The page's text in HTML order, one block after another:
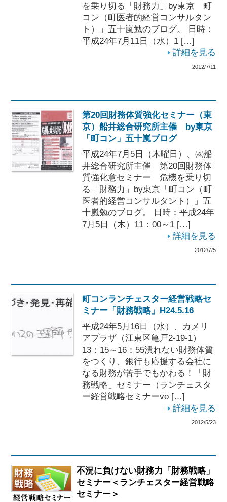
を乗り切る「財務力」by東京「町
コン（町医者的経営コンサルタン
ト）」五十嵐勉のブログ。 日時：
平成24年7月11日（水）1 […]
詳細を見る
2012/7/11
第20回財務体質強化セミナー（東
京）船井総合研究所主催 by東京
「町コン」五十嵐ブログ
平成24年7月5日（木曜日）、㈱船
井総合研究所主催 第20回財務体
質強化意セミナー 危機を乗り切
る「財務力」by東京「町コン（町
医者的経営コンサルタント）」五
十嵐勉のブログ。 日時：平成24年
7月5日（木）11：00～1 […]
詳細を見る
2012/7/5
町コンランチェスター経営戦略セ
ミナー「財務戦略」H24.5.16
平成24年5月16日（水）、カメリ
アプラザ（江東区亀戸2-19-1）
13：15～16：55潰れない財務体質
をつくり、銀行も応援する会社に
なる財務が苦手でもかわる！「財
務戦略」セミナー（ランチェスタ
ー経営戦略セミナーvo […]
詳細を見る
2012/5/23
不況に負けない財務力「財務戦略」
セミナー＜ランチェスター経営戦略
セミナー＞